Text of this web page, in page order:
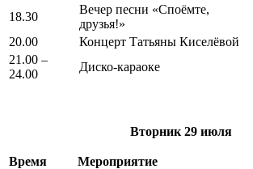
18.30
Вечер песни «Споёмте,
друзья!»
20.00
Концерт Татьяны Киселёвой
21.00 –
24.00
Диско-караоке
Вторник 29 июля
Время Мероприятие